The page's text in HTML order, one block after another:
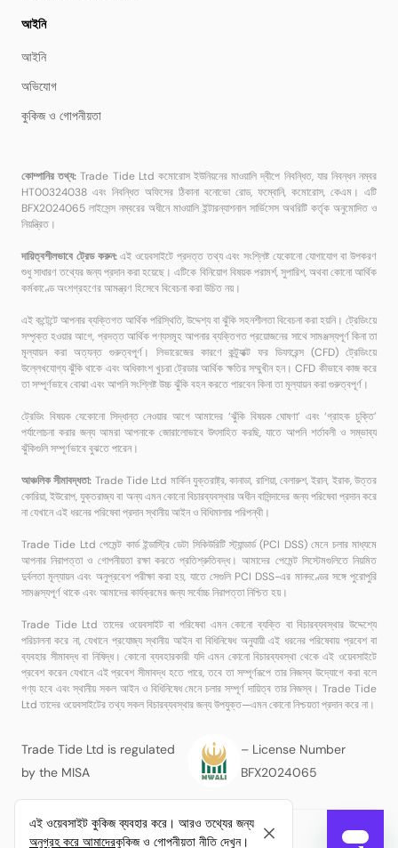
আইনি
আইনি
অভিযোগ
কুকিজ ও গোপনীয়তা
কোম্পানির তথ্য: Trade Tide Ltd কমোরোস ইউনিয়নের মাওয়ালি দ্বীপে নিবন্ধিত, যার নিবন্ধন নম্বর
HT00324038 এবং নিবন্ধিত অফিসের ঠিকানা বনোভো রোড, ফম্বোনি, কমোরোস, কেএম। এটি
BFX2024065 লাইসেন্স নম্বরের অধীনে মাওয়ালি ইন্টারন্যাশনাল সার্ভিসেস অথরিটি কর্তৃক অনুমোদিত ও
নিয়ন্ত্রিত।
দায়িত্বশীলভাবে ট্রেড করুন:এই ওয়েবসাইটে প্রদত্ত তথ্য এবং সংশ্লিষ্ট যেকোনো যোগাযোগ বা উপকরণ
শুধু সাধারণ তথ্যের জন্য প্রদান করা হয়েছে। এটিকে বিনিয়োগ বিষয়ক পরামর্শ, সুপারিশ, অথবা কোনো আর্থিক
কর্মকাণ্ডে অংশগ্রহণের আমন্ত্রণ হিসেবে বিবেচনা করা উচিত নয়।
এই কন্টেন্টে আপনার ব্যক্তিগত আর্থিক পরিস্থিতি, উদ্দেশ্য বা ঝুঁকি সহনশীলতা বিবেচনা করা হয়নি। ট্রেডিংয়ে
সম্পৃক্ত হওয়ার আগে, প্রদত্ত আর্থিক পণ্যসমূহ আপনার ব্যক্তিগত প্রয়োজনের সাথে সামঞ্জস্যপূর্ণ কিনা তা
মূল্যায়ন করা অত্যন্ত গুরুত্বপূর্ণ। লিভারেজের কারণে কন্ট্র্যাক্ট ফর ডিফারেন্স (CFD) ট্রেডিংয়ে
উল্লেখযোগ্য ঝুঁকি থাকে এবং অধিকাংশ খুচরা ট্রেডার আর্থিক ক্ষতির সম্মুখীন হন। CFD কীভাবে কাজ করে
তা সম্পূর্ণভাবে বোঝা এবং আপনি সংশ্লিষ্ট উচ্চ ঝুঁকি বহন করতে পারবেন কিনা তা মূল্যায়ন করা গুরুত্বপূর্ণ।
ট্রেডিং বিষয়ক যেকোনো সিদ্ধান্ত নেওয়ার আগে আমাদের ‘ঝুঁকি বিষয়ক ঘোষণা’ এবং ‘গ্রাহক চুক্তি’
পর্যালোচনা করার জন্য আমরা আপনাকে জোরালোভাবে উৎসাহিত করছি, যাতে আপনি শর্তাবলী ও সম্ভাব্য
ঝুঁকিগুলি সম্পূর্ণভাবে বুঝতে পারেন।
আঞ্চলিক সীমাবদ্ধতা: Trade Tide Ltd মার্কিন যুক্তরাষ্ট্র, কানাডা, রাশিয়া, বেলারুশ, ইরান, ইরাক, উত্তর
কোরিয়া, ইউরোপ, যুক্তরাজ্য বা অন্য এমন কোনো বিচারব্যবস্থার অধীন বাসিন্দাদের জন্য পরিষেবা প্রদান করে
না যেখানে এই ধরনের পরিষেবা প্রদান স্থানীয় আইন ও বিধিমালার পরিপন্থী।
Trade Tide Ltd পেমেন্ট কার্ড ইন্ডাস্ট্রি ডেটা সিকিউরিটি স্ট্যান্ডার্ড (PCI DSS) মেনে চলার মাধ্যমে
আপনার নিরাপত্তা ও গোপনীয়তা রক্ষা করতে প্রতিশ্রুতিবদ্ধ। আমাদের পেমেন্ট সিস্টেমগুলিতে নিয়মিত
দুর্বলতা মূল্যায়ন এবং অনুপ্রবেশ পরীক্ষা করা হয়, যাতে সেগুলি PCI DSS-এর মানদণ্ডের সঙ্গে পুরোপুরি
সামঞ্জস্যপূর্ণ থাকে এবং আমাদের কার্যক্রমের জন্য সর্বোচ্চ নিরাপত্তা নিশ্চিত হয়।
Trade Tide Ltd তাদের ওয়েবসাইট বা পরিষেবা এমন কোনো ব্যক্তি বা বিচারব্যবস্থার উদ্দেশ্যে
পরিচালনা করে না, যেখানে প্রযোজ্য স্থানীয় আইন বা বিধিনিষেধ অনুযায়ী এই ধরনের পরিষেবায় প্রবেশ বা
ব্যবহার সীমাবদ্ধ বা নিষিদ্ধ। কোনো ব্যবহারকারী যদি এমন কোনো বিচারব্যবস্থা থেকে এই ওয়েবসাইটে
প্রবেশ করেন যেখানে এই প্রবেশ সীমাবদ্ধ হতে পারে, তবে তা সম্পূর্ণরূপে তার নিজস্ব উদ্যোগে করা বলে
গণ্য হবে এবং স্থানীয় সকল আইন ও বিধিনিষেধ মেনে চলার সম্পূর্ণ দায়িত্ব তার নিজস্ব। Trade Tide
Ltd তাদের ওয়েবসাইটের তথ্য সকল বিচারব্যবস্থার জন্য উপযুক্ত—এমন কোনো নিশ্চয়তা প্রদান করে না।
Trade Tide Ltd is regulated
by the MISA
– License Number
BFX2024065
© কপিরাইটTrade Tide Ltdসর্বস্বত্ব সংরক্ষিত।
এই ওয়েবসাইট কুকিজ ব্যবহার করে। আরও তথ্যের জন্য
অনুগ্রহ করে আমাদেরকুকিজ ও গোপনীয়তা নীতি দেখুন।